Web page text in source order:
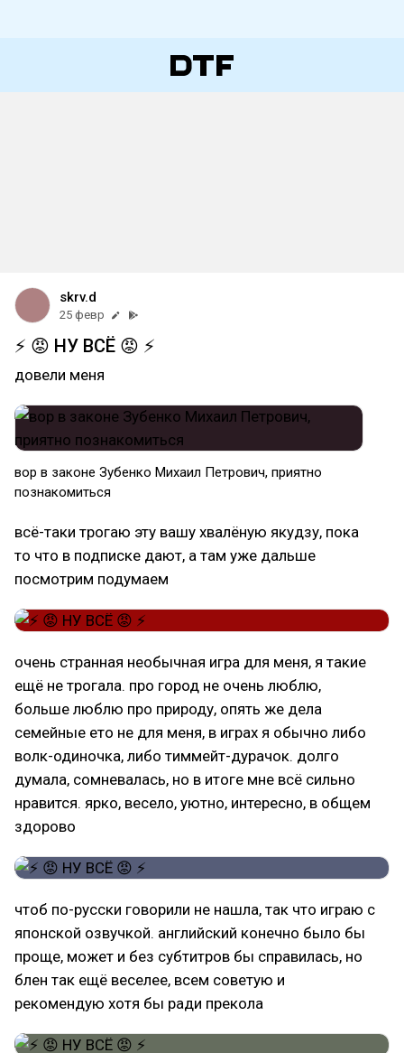
skrv.d
25 февр
⚡️ 😡 НУ ВСЁ 😡 ⚡️
довели меня
вор в законе Зубенко Михаил Петрович, приятно
познакомиться
всё-таки трогаю эту вашу хвалёную якудзу, пока
то что в подписке дают, а там уже дальше
посмотрим подумаем
очень странная необычная игра для меня, я такие
ещё не трогала. про город не очень люблю,
больше люблю про природу, опять же дела
семейные ето не для меня, в играх я обычно либо
волк-одиночка, либо тиммейт-дурачок. долго
думала, сомневалась, но в итоге мне всё сильно
нравится. ярко, весело, уютно, интересно, в общем
здорово
чтоб по-русски говорили не нашла, так что играю с
японской озвучкой. английский конечно было бы
проще, может и без субтитров бы справилась, но
блен так ещё веселее, всем советую и
рекомендую хотя бы ради прекола